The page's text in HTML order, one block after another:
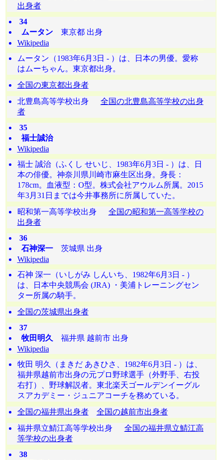
出身者
34
ムータン東京都 出身
Wikipedia
ムータン（1983年6月3日 - ）は、日本の男優。愛称
はムーちゃん。東京都出身。
全国の東京都出身者
北豊島高等学校出身 全国の北豊島高等学校の出身
者
35
福士誠治
Wikipedia
福士 誠治（ふくし せいじ、1983年6月3日 - ）は、日
本の俳優。神奈川県川崎市麻生区出身。身長：
178cm。血液型：O型。株式会社アウルム所属。2015
年3月31日までは今井事務所に所属していた。
昭和第一高等学校出身 全国の昭和第一高等学校の
出身者
36
石神深一茨城県 出身
Wikipedia
石神 深一（いしがみ しんいち、1982年6月3日 - ）
は、日本中央競馬会 (JRA) ・美浦トレーニングセン
ター所属の騎手。
全国の茨城県出身者
37
牧田明久 福井県 越前市 出身
Wikipedia
牧田 明久（まきだ あきひさ、1982年6月3日 - ）は、
福井県越前市出身の元プロ野球選手（外野手、右投
右打）、野球解説者。東北楽天ゴールデンイーグル
スアカデミー・ジュニアコーチを務めている。
全国の福井県出身者
全国の越前市出身者
福井県立鯖江高等学校出身 全国の福井県立鯖江高
等学校の出身者
38